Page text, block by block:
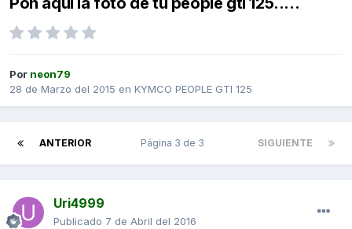
Por neon79
28 de Marzo del 2015 en KYMCO PEOPLE GTI 125
ANTERIOR SIGUIENTE
Página 3 de 3
Uri4999
Publicado 7 de Abril del 2016